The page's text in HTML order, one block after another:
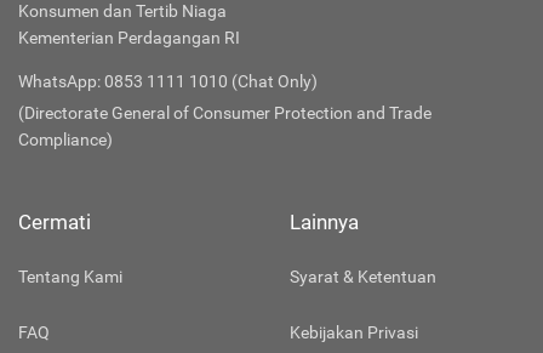
Konsumen dan Tertib Niaga
Kementerian Perdagangan RI
WhatsApp: 0853 1111 1010 (Chat Only)
(Directorate General of Consumer Protection and Trade
Compliance)
Cermati
Tentang Kami
FAQ
Lainnya
Syarat & Ketentuan
Kebijakan Privasi